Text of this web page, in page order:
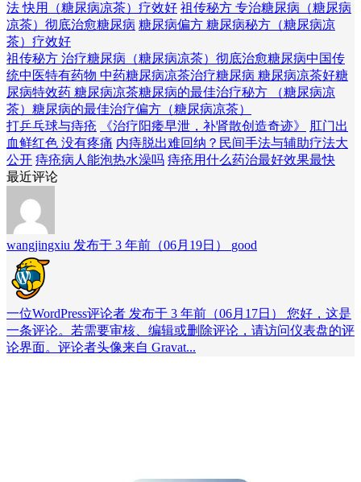
法 快用（糖尿病凉茶）疗效好 祖传秘方 专治糖尿病（糖尿病
凉茶）彻底治愈糖尿病 糖尿病偏方 糖尿病秘方（糖尿病凉
茶）疗效好
祖传秘方 治疗糖尿病（糖尿病凉茶）彻底治愈糖尿病中国传
统中医特有药物 中药糖尿病凉茶治疗糖尿病 糖尿病凉茶好糖
尿病特效药 糖尿病凉茶糖尿病的最佳治疗秘方 （糖尿病凉
茶） 糖尿病的最佳治疗偏方（糖尿病凉茶）
打乒乓球与痔疮
《治疗阳痿早泄，补肾散创造奇迹》
肛门出
血鲜红色 没有疼痛 内痔脱出难回纳？民间手法与辅助疗法大
公开 痔疮病人能泡热水澡吗 痔疮用什么药治最好效果最快
最近评论
wangjingxiu 发布于 3 年前（06月19日） good
一位WordPress评论者 发布于 3 年前（06月17日）
您好，这是
一条评论。若需要审核、编辑或删除评论，请访问仪表盘的评
论界面。评论者头像来自 Gravat...